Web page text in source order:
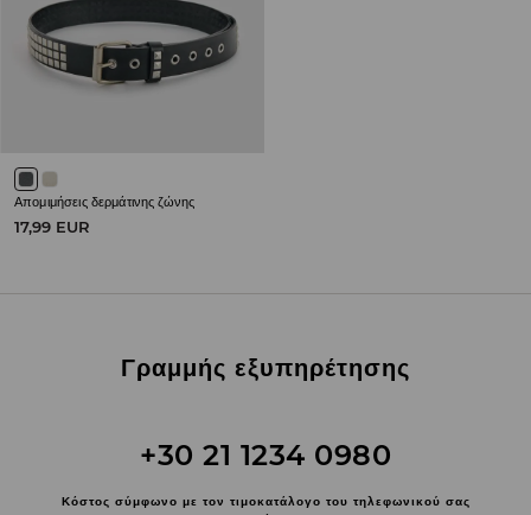
Απομιμήσεις δερμάτινης ζώνης
17,99 EUR
Γραμμής εξυπηρέτησης
+30 21 1234 0980
Κόστος σύμφωνο με τον τιμοκατάλογο του τηλεφωνικού σας